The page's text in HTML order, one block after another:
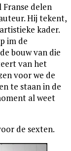
Franse delen
Hij tekent,
kader.
im de
bouw van die
van het
voor we de
te staan in de
al weet
de sexten.